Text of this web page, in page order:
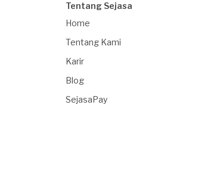
Tentang Sejasa
Home
Tentang Kami
Karir
Blog
SejasaPay